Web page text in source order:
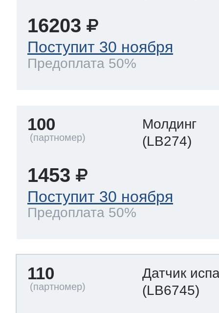
16203
Поступит 30 ноября
Предоплата 50%
100
Молдинг
(LB274)
1453
Поступит 30 ноября
Предоплата 50%
110
Датчик
(LB6745)